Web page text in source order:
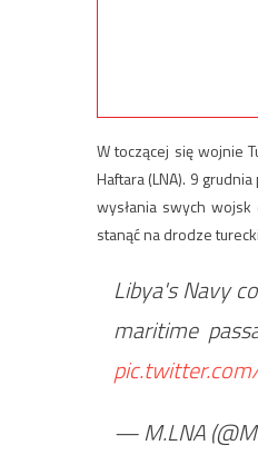
W toczącej się wojnie
Haftara (LNA). 9
wysłania swych
stanąć na drodze
Libya's Navy
maritime
— M.LNA